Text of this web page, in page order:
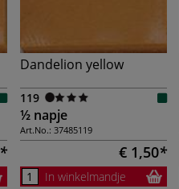
Dandelion yellow
119
½ napje
Art.No.: 37485119
€ 1,50
In winkelmandje